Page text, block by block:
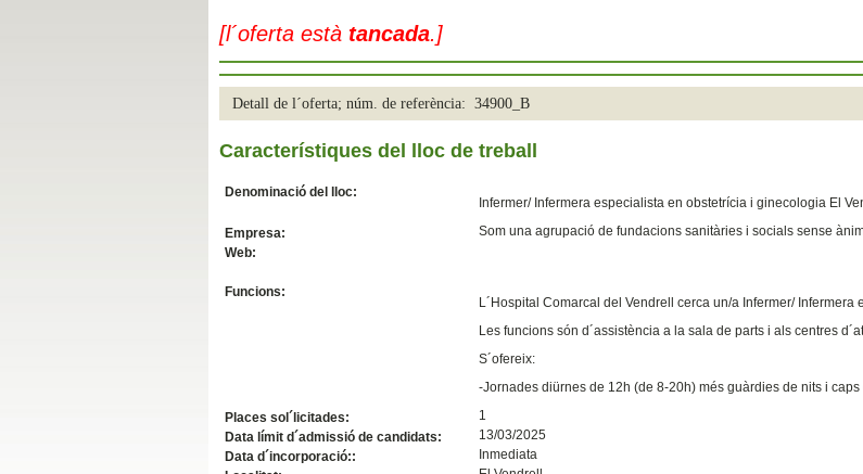
Slide01
[l´oferta està tancada.]
Detall de l´oferta; núm. de referència: 34900_B
Característiques del lloc de treball
Denominació del lloc:
Infermer/ Infermera especialista en obstetrícia i ginecologia El
Empresa:
Som una agrupació de fundacions sanitàries i socials sense
Web:
Funcions:
L´Hospital Comarcal del Vendrell cerca un/a Infermer/
Les funcions són d´assistència a la sala de parts i als centres
S´ofereix:
-Jornades diürnes de 12h (de 8-20h) més guàrdies de nits i caps
Places sol´licitades:
1
Data límit d´admissió de candidats:
13/03/2025
Data d´incorporació::
Inmediata